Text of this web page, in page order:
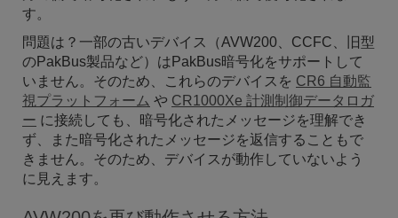
す。
問題は？一部の古いデバイス（AVW200、CCFC、旧型
のPakBus製品など）はPakBus暗号化をサポートして
いません。そのため、これらのデバイスを CR6 自動監
視プラットフォーム や CR1000Xe 計測制御データロガ
ー に接続しても、暗号化されたメッセージを理解でき
ず、また暗号化されたメッセージを返信することもで
きません。そのため、デバイスが動作していないよう
に見えます。